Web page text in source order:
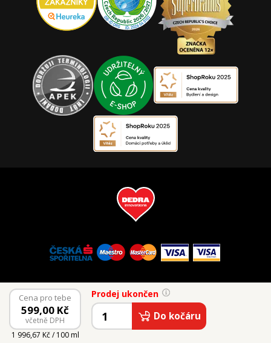
Cena pro tebe
599,00 Kč
včetně DPH
1 996,67 Kč / 100 ml
Prodej ukončen
Do kočáru
© 2026 Vaše Dedra, s.r.o.